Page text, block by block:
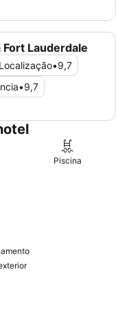
Lauderdale
Localização•9,7
•9,7
Piscina